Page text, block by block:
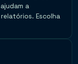
a
Escolha